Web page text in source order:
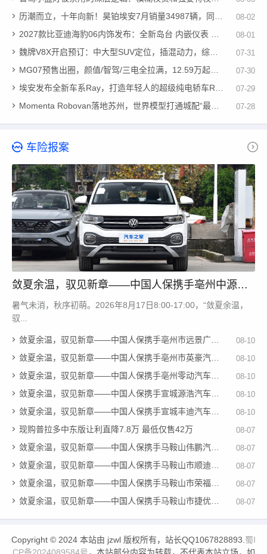
历潮而立，十年向新！昊铂埃安7月销量34987辆，同比增长31.74% 08-02
2027款比亚迪海豹06内饰发布：全新岛台 内嵌仪表 烤漆面板 08-01
魏牌V8X开启预订：中大型SUV定位，插混动力，综合续航1659km 07-31
MG07预售出圈，颜值/智驾/三电全拉满，12.59万起开启轿跑平权！ 07-30
埃安发布全新车系Ray，打造年轻人的超级纯电轿车Ray 7 07-29
Momenta Robovan落地苏州，世界模型打通城配“最后一公里” 07-28
车险报案
敛夏余温，驭见新章——中国人保携手亳州中源汽
车购车嘉年华
暑气未消，秋序初萌。2026年8月17日8:00-17:00，“敛夏余温，
驭...
敛夏余温，驭见新章——中国人保携手亳州市远景广源汽车购车嘉年华 08-10
敛夏余温，驭见新章——中国人保携手亳州市英豪汽车购车嘉年华 08-10
敛夏余温，驭见新章——中国人保携手亳州零动汽车购车嘉年华 08-10
敛夏余温，驭见新章——中国人保携手宣城源浩汽车购车嘉年华 08-10
敛夏余温，驭见新章——中国人保携手宣城丰迪汽车购车嘉年华 08-10
现购普拉多中东版让利直降7.8万 最低仅售42万 08-07
敛夏余温，驭见新章——中国人保携手马鞍山伟鹏汽车购车嘉年华 08-07
敛夏余温，驭见新章——中国人保携手马鞍山市顺迪汽车购车嘉年华 08-07
敛夏余温，驭见新章——中国人保携手马鞍山市荣福汽车购车嘉年华 08-07
敛夏余温，驭见新章——中国人保携手马鞍山市捷优汽车购车嘉年华 08-07
Copyright © 2024 本站由 jzwl 版权所有，站长QQ1067828893. 蜀I